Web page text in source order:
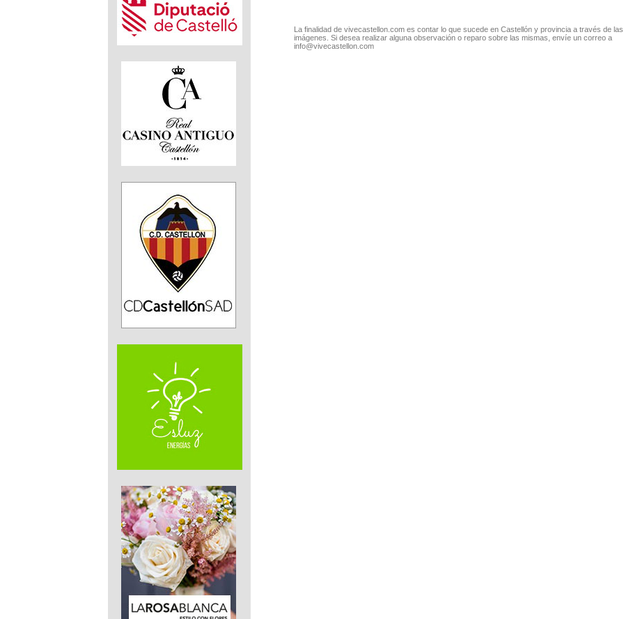
La finalidad de vivecastellon.com es contar lo que sucede en Castellón y provincia a través de las
imágenes. Si desea realizar alguna observación o reparo sobre las mismas, envíe un correo a
info@vivecastellon.com